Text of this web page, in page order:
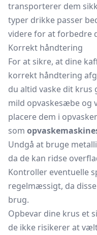
transporterer dem
typer drikke passer
videre for at forbedre
Korrekt håndtering
For at sikre, at dine
korrekt håndtering
du altid vaske dit
mild opvaskesæbe og
placere dem i
som
Undgå at bruge
da de kan ridse
Kontroller eventuelle
regelmæssigt, da
brug.
Opbevar dine krus et
de ikke risikerer at